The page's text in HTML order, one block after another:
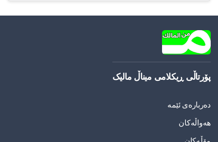
پۆرتاڵی ڕیکلامی میناڵ مالیک
دەربارەی ئێمە
هەواڵەکان